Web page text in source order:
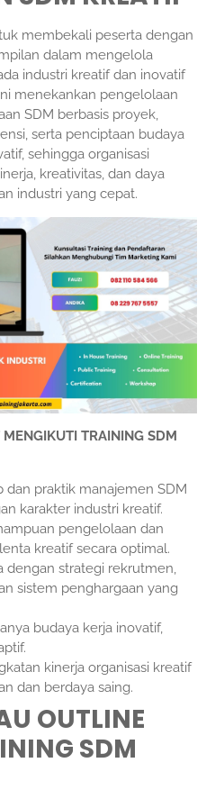
membekali peserta dengan
dalam mengelola
industri kreatif dan inovatif
menekankan pengelolaan
SDM berbasis proyek,
serta penciptaan budaya
sehingga organisasi
kreativitas, dan daya
industri yang cepat.
TRAINING SDM
dan praktik manajemen SDM
karakter industri kreatif.
pengelolaan dan
kreatif secara optimal.
dengan strategi rekrutmen,
sistem penghargaan yang
budaya kerja inovatif,
kinerja organisasi kreatif
dan berdaya saing.
OUTLINE
SDM